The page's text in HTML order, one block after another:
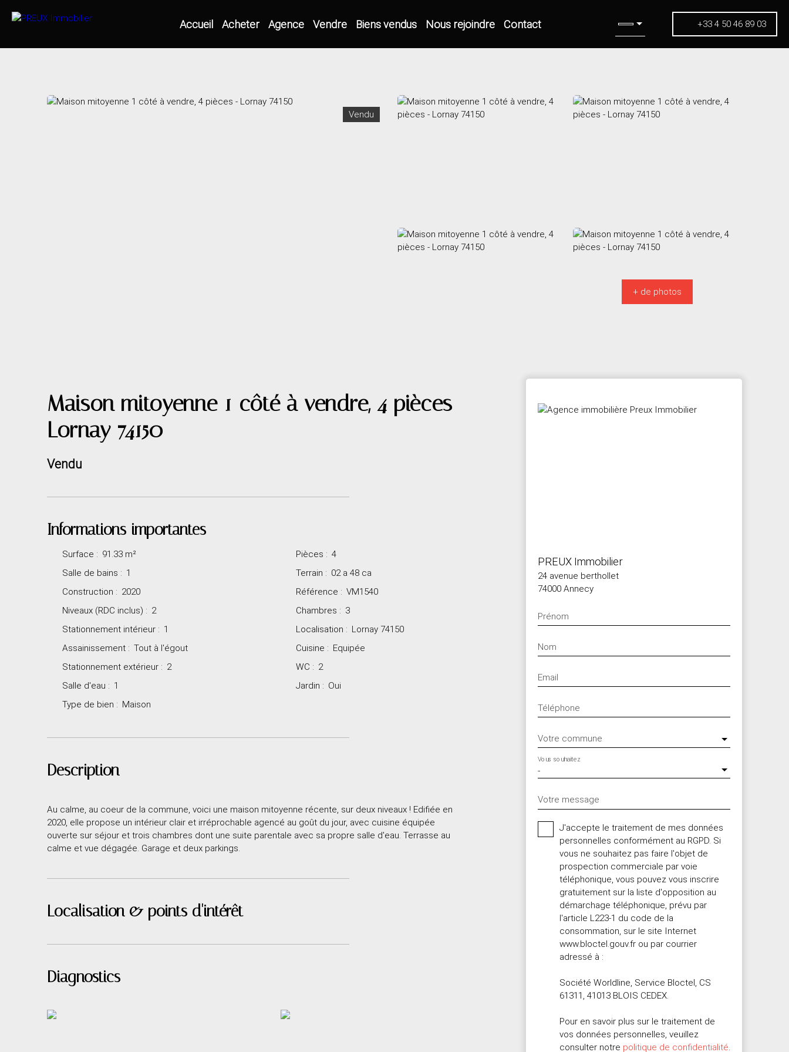
Accueil Acheter Agence Vendre Biens vendus Nous rejoindre Contact +33 4 50 46 89 03
Vendu
+ de photos
Maison mitoyenne 1 côté à vendre, 4 pièces -
Lornay 74150
Vendu
Informations importantes
Surface : 91.33 m² Pièces : 4
Salle de bains : 1 Terrain : 02 a 48 ca
Construction : 2020 Référence : VM1540
Niveaux (RDC inclus) : 2 Chambres : 3
Stationnement intérieur : 1 Localisation : Lornay 74150
Assainissement : Tout à l'égout Cuisine : Equipée
Stationnement extérieur : 2 WC : 2
Salle d'eau : 1 Jardin : Oui
Type de bien : Maison
Description
Au calme, au coeur de la commune, voici une maison mitoyenne récente, sur deux niveaux ! Edifiée en
2020, elle propose un intérieur clair et irréprochable agencé au goût du jour, avec cuisine équipée
ouverte sur séjour et trois chambres dont une suite parentale avec sa propre salle d'eau. Terrasse au
calme et vue dégagée. Garage et deux parkings.
Localisation & points d'intérêt
Diagnostics
PREUX Immobilier
24 avenue berthollet
74000 Annecy
Prénom
Nom
Email
Téléphone
Votre commune
-
Vous souhaitez
Votre message
J'accepte le traitement de mes données
personnelles conformément au RGPD. Si
vous ne souhaitez pas faire l'objet de
prospection commerciale par voie
téléphonique, vous pouvez vous inscrire
gratuitement sur la liste d'opposition au
démarchage téléphonique, prévu par
l'article L223-1 du code de la
consommation, sur le site Internet
www.bloctel.gouv.fr ou par courrier
adressé à :
Société Worldline, Service Bloctel, CS
61311, 41013 BLOIS CEDEX.
Pour en savoir plus sur le traitement de
vos données personnelles, veuillez
consulter notre politique de confidentialité.